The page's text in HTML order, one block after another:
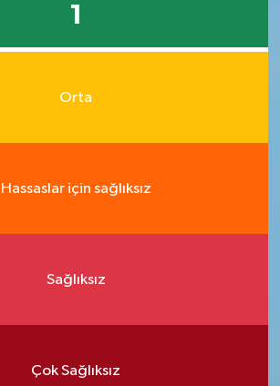
1
Orta
Hassaslar için sağlıksız
Sağlıksız
Çok Sağlıksız